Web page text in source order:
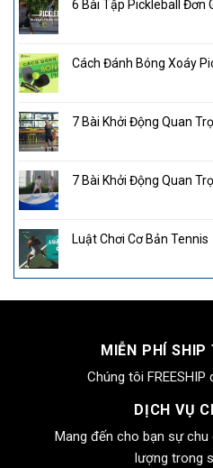
6 Bài Tập Pickleball Đơn
Cách Đánh Bóng Xoáy
7 Bài Khởi Động Quan
7 Bài Khởi Động Quan
Luật Chơi Cơ Bản Tennis
MIỄN PHÍ SHIP
Chúng tôi
DỊCH VỤ
Mang đến cho bạn sự
lượng trong